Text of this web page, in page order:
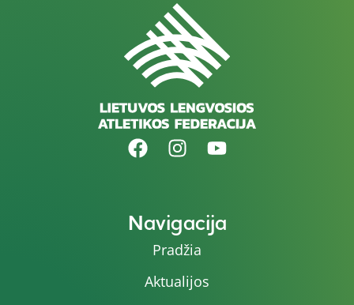
Navigacija
Pradžia
Aktualijos